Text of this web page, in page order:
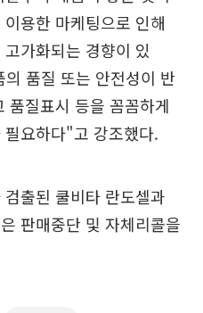
용한 마케팅으로 인해
가화되는 경향이 있
품질 또는 안전성이 반
품질표시 등을 꼼꼼하게
요하다"고 강조했다.
출된 쿨비타 란도셀과
판매중단 및 자체리콜을